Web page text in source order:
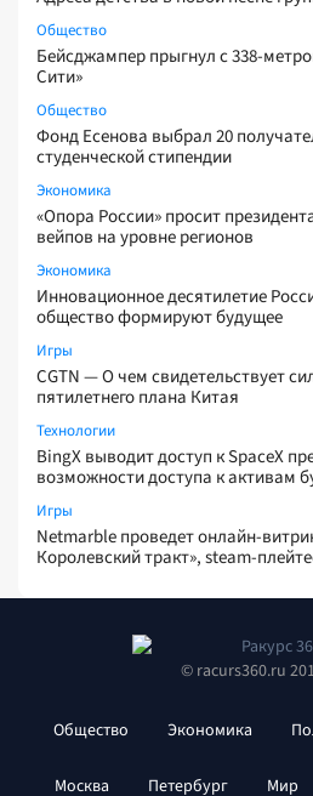
Общество
Бейсджампер прыгнул с 338-
Сити»
Общество
Фонд Есенова выбрал 20
студенческой стипендии
Экономика
«Опора России» просит
вейпов на уровне регионов
Экономика
Инновационное десятилетие
общество формируют будущее
Игры
CGTN — О чем свидетельствует
пятилетнего плана Китая
Технологии
BingX выводит доступ к SpaceX
возможности доступа к активам
Игры
Netmarble проведет онлайн-
Королевский тракт», steam-
© racurs360.ru
Общество Экономика
Москва Петербург Мир